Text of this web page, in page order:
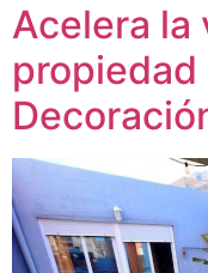
Acelera la
propiedad